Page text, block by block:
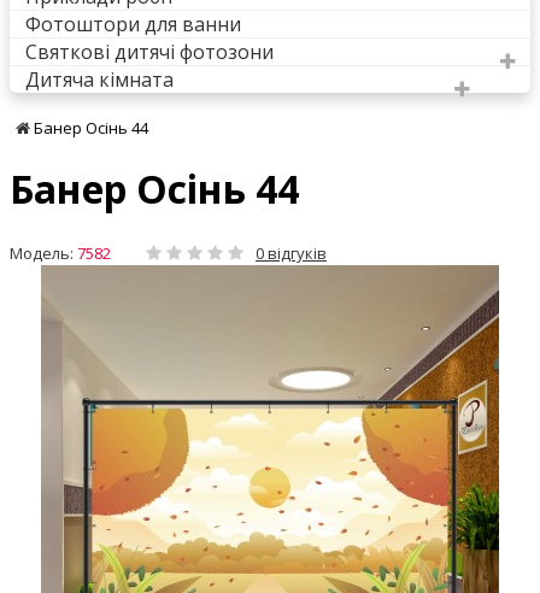
Фотоштори для ванни
Святкові дитячі фотозони
Дитяча кімната
Банер Осінь 44
Банер Осінь 44
Модель: 7582 0 відгуків